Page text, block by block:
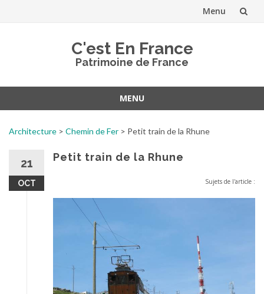
Menu
C'est En France
Patrimoine de France
MENU
Architecture > Chemin de Fer > Petit train de la Rhune
21
OCT
Petit train de la Rhune
Sujets de l'article :